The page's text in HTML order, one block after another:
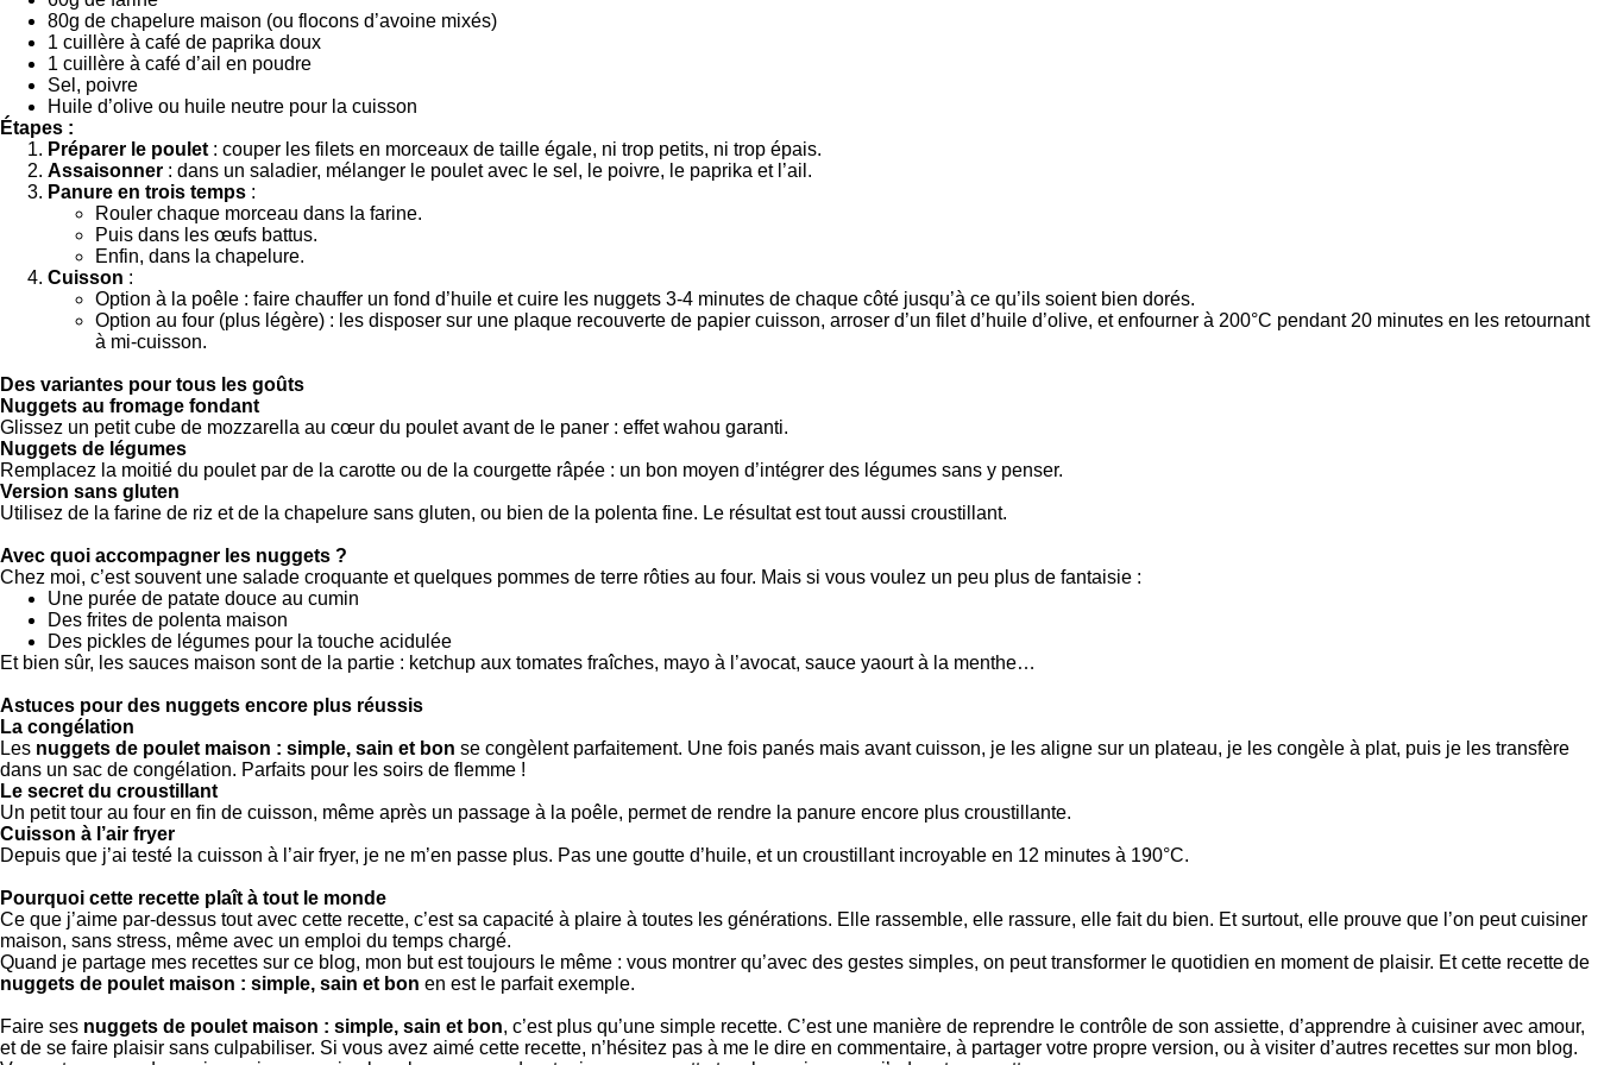
80g de chapelure maison (ou flocons d’avoine mixés)
1 cuillère à café de paprika doux
1 cuillère à café d’ail en poudre
Sel, poivre
Huile d’olive ou huile neutre pour la cuisson
Étapes :
Préparer le poulet : couper les filets en morceaux de taille égale, ni trop petits, ni trop épais.
Assaisonner : dans un saladier, mélanger le poulet avec le sel, le poivre, le paprika et l’ail.
Panure en trois temps :
Rouler chaque morceau dans la farine.
Puis dans les œufs battus.
Enfin, dans la chapelure.
Cuisson :
Option à la poêle : faire chauffer un fond d’huile et cuire les nuggets 3-4 minutes de chaque côté jusqu’à ce qu’ils soient bien dorés.
Option au four (plus légère) : les disposer sur une plaque recouverte de papier cuisson, arroser d’un filet d’huile d’olive, et enfourner à 200°C pendant 20 minutes en les retournant
à mi-cuisson.
Des variantes pour tous les goûts
Nuggets au fromage fondant
Glissez un petit cube de mozzarella au cœur du poulet avant de le paner : effet wahou garanti.
Nuggets de légumes
Remplacez la moitié du poulet par de la carotte ou de la courgette râpée : un bon moyen d’intégrer des légumes sans y penser.
Version sans gluten
Utilisez de la farine de riz et de la chapelure sans gluten, ou bien de la polenta fine. Le résultat est tout aussi croustillant.
Avec quoi accompagner les nuggets ?
Chez moi, c’est souvent une salade croquante et quelques pommes de terre rôties au four. Mais si vous voulez un peu plus de fantaisie :
Une purée de patate douce au cumin
Des frites de polenta maison
Des pickles de légumes pour la touche acidulée
Et bien sûr, les sauces maison sont de la partie : ketchup aux tomates fraîches, mayo à l’avocat, sauce yaourt à la menthe…
Astuces pour des nuggets encore plus réussis
La congélation
Les nuggets de poulet maison : simple, sain et bon se congèlent parfaitement. Une fois panés mais avant cuisson, je les aligne sur un plateau, je les congèle à plat, puis je les transfère
dans un sac de congélation. Parfaits pour les soirs de flemme !
Le secret du croustillant
Un petit tour au four en fin de cuisson, même après un passage à la poêle, permet de rendre la panure encore plus croustillante.
Cuisson à l’air fryer
Depuis que j’ai testé la cuisson à l’air fryer, je ne m’en passe plus. Pas une goutte d’huile, et un croustillant incroyable en 12 minutes à 190°C.
Pourquoi cette recette plaît à tout le monde
Ce que j’aime par-dessus tout avec cette recette, c’est sa capacité à plaire à toutes les générations. Elle rassemble, elle rassure, elle fait du bien. Et surtout, elle prouve que l’on peut cuisiner
maison, sans stress, même avec un emploi du temps chargé.
Quand je partage mes recettes sur ce blog, mon but est toujours le même : vous montrer qu’avec des gestes simples, on peut transformer le quotidien en moment de plaisir. Et cette recette de
nuggets de poulet maison : simple, sain et bon en est le parfait exemple.
Faire ses nuggets de poulet maison : simple, sain et bon, c’est plus qu’une simple recette. C’est une manière de reprendre le contrôle de son assiette, d’apprendre à cuisiner avec amour,
et de se faire plaisir sans culpabiliser. Si vous avez aimé cette recette, n’hésitez pas à me le dire en commentaire, à partager votre propre version, ou à visiter d’autres recettes sur mon blog.